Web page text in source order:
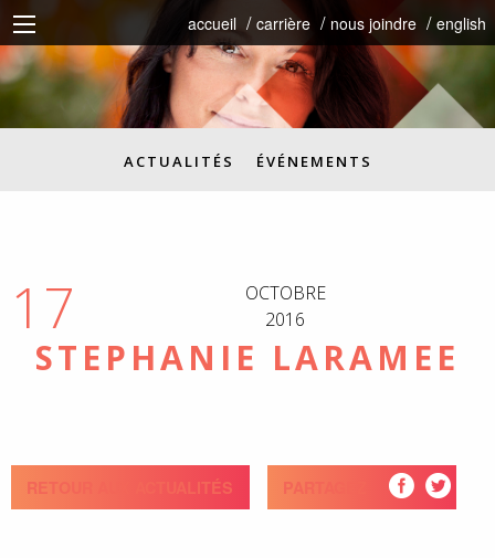
accueil carrière nous joindre english
ACTUALITÉS ÉVÉNEMENTS
17
OCTOBRE
2016
STEPHANIE LARAMEE
RETOUR AUX ACTUALITÉS PARTAGEZ